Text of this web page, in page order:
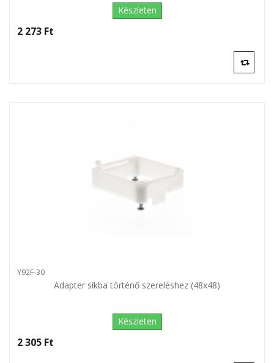
Készleten
2 273 Ft‎
Y92F-30
Adapter síkba történő szereléshez (48x48)
Készleten
2 305 Ft‎